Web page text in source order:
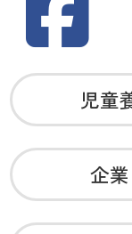
児童
企